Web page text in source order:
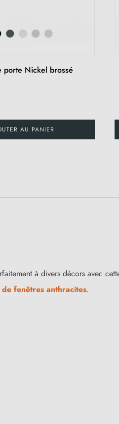
porte Nickel brossé
AU PANIER
à divers décors avec
fenêtres anthracites.